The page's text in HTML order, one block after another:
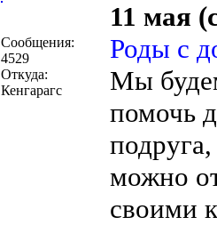
Сообщения:
4529
Откуда:
Кенгарагс
11 мая
Роды с
Мы
помочь
можно
своими